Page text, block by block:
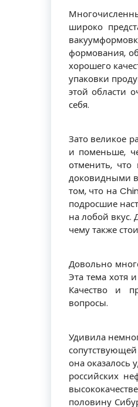
широко
формования,
хорошего
упаковки
этой области
себя.
Зато великое
и поменьше,
отменить,
доковидными
том, что на
подросшие
на лобой
чему также
Довольно
Эта тема хотя
Качество и
вопросы.
Удивила
она оказалось
российских
половину